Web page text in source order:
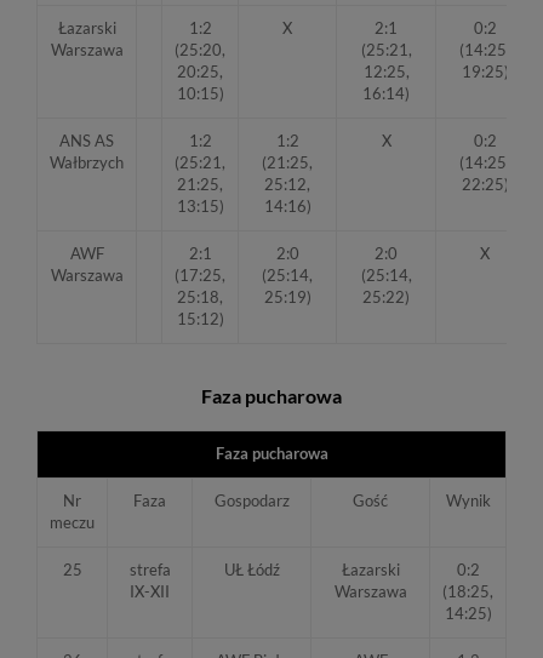
Łazarski
Warszawa
1:2
(25:20,
20:25,
10:15)
X
2:1
(25:21,
12:25,
16:14)
0:2
(14:25,
19:25)
ANS AS
Wałbrzych
1:2
(25:21,
21:25,
13:15)
1:2
(21:25,
25:12,
14:16)
X
0:2
(14:25,
22:25)
AWF
Warszawa
2:1
(17:25,
25:18,
15:12)
2:0
(25:14,
25:19)
2:0
(25:14,
25:22)
X
Faza pucharowa
Faza pucharowa
Nr
meczu
Faza Gospodarz Gość Wynik
25
strefa
IX-XII
UŁ Łódź
Łazarski
Warszawa
0:2
(18:25,
14:25)